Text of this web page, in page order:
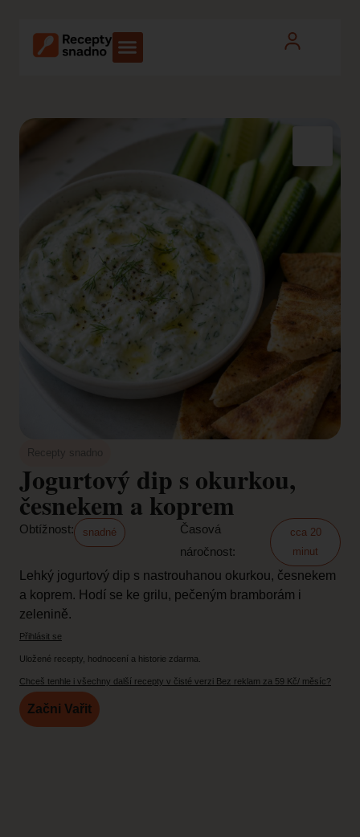
Recepty snadno
Jogurtový dip s okurkou,
česnekem a koprem
Obtížnost: snadné
Časová
náročnost:
cca 20
minut
Lehký jogurtový dip s nastrouhanou okurkou, česnekem
a koprem. Hodí se ke grilu, pečeným bramborám i
zelenině.
Přihlásit se
Uložené recepty, hodnocení a historie zdarma.
Chceš tenhle i všechny další recepty v čisté verzi Bez reklam za 59 Kč/ měsíc?
Začni Vařit